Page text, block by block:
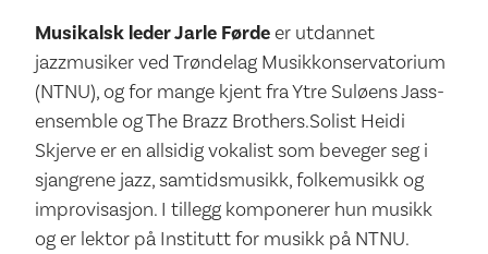
Musikalsk leder Jarle Førde er utdannet
jazzmusiker ved Trøndelag Musikkonservatorium
(NTNU), og for mange kjent fra Ytre Suløens Jass-
ensemble og The Brazz Brothers.Solist Heidi
Skjerve er en allsidig vokalist som beveger seg i
sjangrene jazz, samtidsmusikk, folkemusikk og
improvisasjon. I tillegg komponerer hun musikk
og er lektor på Institutt for musikk på NTNU.